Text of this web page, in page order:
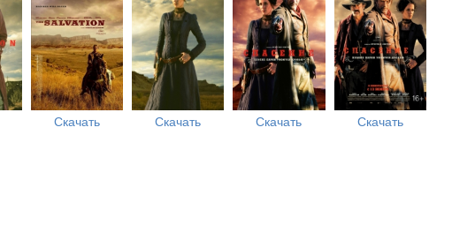
Скачать Скачать Скачать Скачать